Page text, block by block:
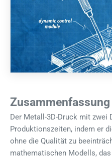
Zusammenfassung
Der Metall-3D-Druck mit zwei
Produktionszeiten, indem er
ohne die Qualität zu
mathematischen Modells,